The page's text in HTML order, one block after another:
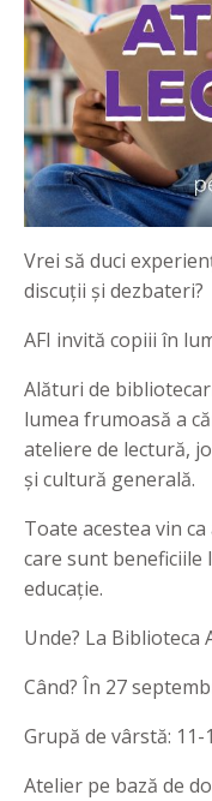
Vrei să duci
discuții și dezbateri?
AFI invită copiii în
Alături de
lumea frumoasă a
ateliere de lectură,
și cultură generală.
Toate acestea vin
care sunt beneficiile
educație.
Unde? La Biblioteca
Când? În 27
Grupă de vârstă: 11-
Atelier pe bază de